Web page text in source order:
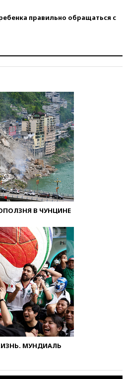
правильно обращаться с
В ЧУНЦИНЕ
МУНДИАЛЬ